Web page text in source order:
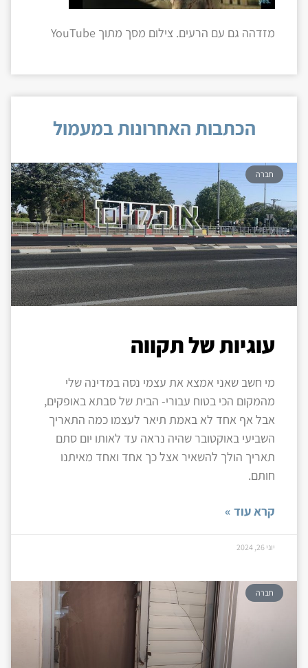
מזדהה גם עם הרעים. צילום מסך מתוך YouTube
הכתבות האחרונות במעמול
חברה
עוגיות של תקווה
מי חשב שאני אמצא את עצמי נסה במדינה שלי
מהמקום הכי בטוח עבורי- הבית של סבתא באופקים,
אבל אף אחד לא באמת תיאר לעצמו כמה התאריך
השביעי באוקטובר שהיה נראה עד לאותו יום סתם
תאריך הולך להשאיר אצל כך אחד ואחד מאיתנו
חותם.
קרא עוד »
יוני 26, 2024
חברה